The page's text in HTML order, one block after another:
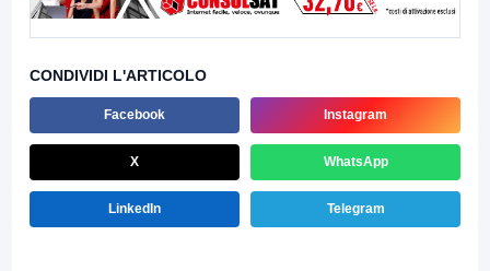
CONDIVIDI L'ARTICOLO
Facebook Instagram
X WhatsApp
LinkedIn Telegram